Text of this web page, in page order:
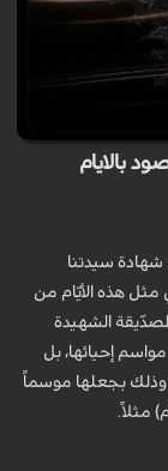
بالايام
شهادة سيدتنا
مثل هذه الأيّام من
الشهيدة
إحيائها، بل
بجعلها موسماً
مثلاً.